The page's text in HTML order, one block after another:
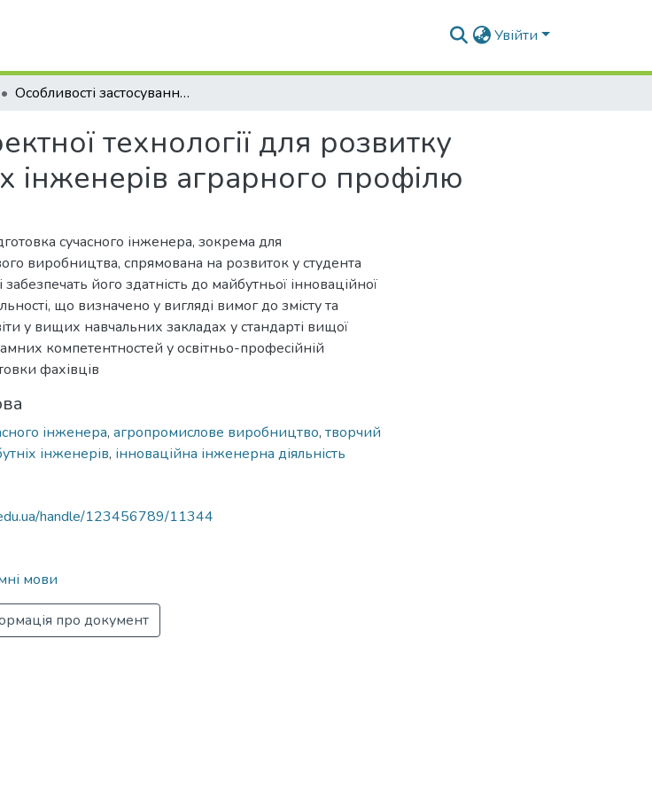
Увійти
Особливості застосування проектної технології для розвитку творчого потенціалу майбутніх інженерів аграрного профілю
технології для розвитку
інженерів аграрного профілю
сучасного інженера, зокрема для
виробництва, спрямована на розвиток у студента
забезпечать його здатність до майбутньої інноваційної
що визначено у вигляді вимог до змісту та
у вищих навчальних закладах у стандарті вищої
компетентностей у освітньо-професійній
фахівців
інженера, агропромислове виробництво, творчий
інженерів, інноваційна інженерна діяльність
handle/123456789/11344
мови
про документ